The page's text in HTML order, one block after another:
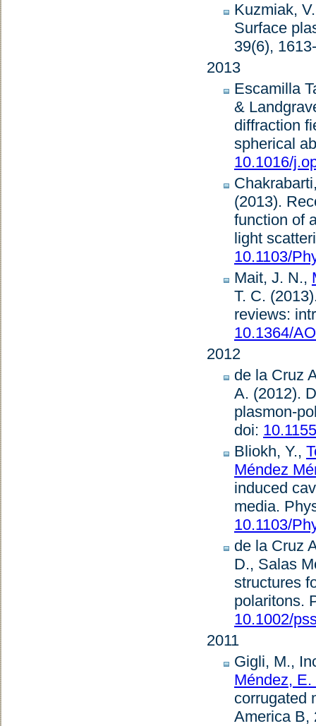
Kuzmiak,
Surface
39(6),
2013
Escamilla
&
diffraction
spherical
10.1016/
(2013).
function of
light
10.1103/
Mait, J. N.,
T. C.
reviews:
10.1364/
2012
de la Cruz
A. (2012).
plasmon-
doi:
Bliokh, Y.,
Méndez
induced
media.
10.1103/
de la Cruz
D., Salas
structures
polaritons.
10.1002/
2011
Gigli, M.,
Méndez, E.
corrugated
America B,